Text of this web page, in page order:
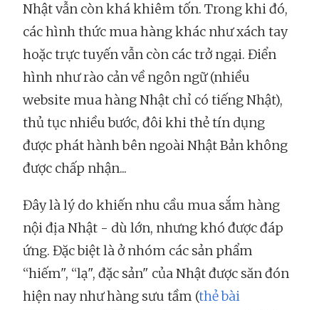
Nhật vẫn còn khá khiêm tốn. Trong khi đó,
các hình thức mua hàng khác như xách tay
hoặc trực tuyến vẫn còn các trở ngại. Điển
hình như rào cản về ngôn ngữ (nhiều
website mua hàng Nhật chỉ có tiếng Nhật),
thủ tục nhiều bước, đôi khi thẻ tín dụng
được phát hành bên ngoài Nhật Bản không
được chấp nhận...
Đây là lý do khiến nhu cầu mua sắm hàng
nội địa Nhật - dù lớn, nhưng khó được đáp
ứng. Đặc biệt là ở nhóm các sản phẩm
“hiếm", “lạ", đặc sản" của Nhật được săn đón
hiện nay như hàng sưu tầm (thẻ bài